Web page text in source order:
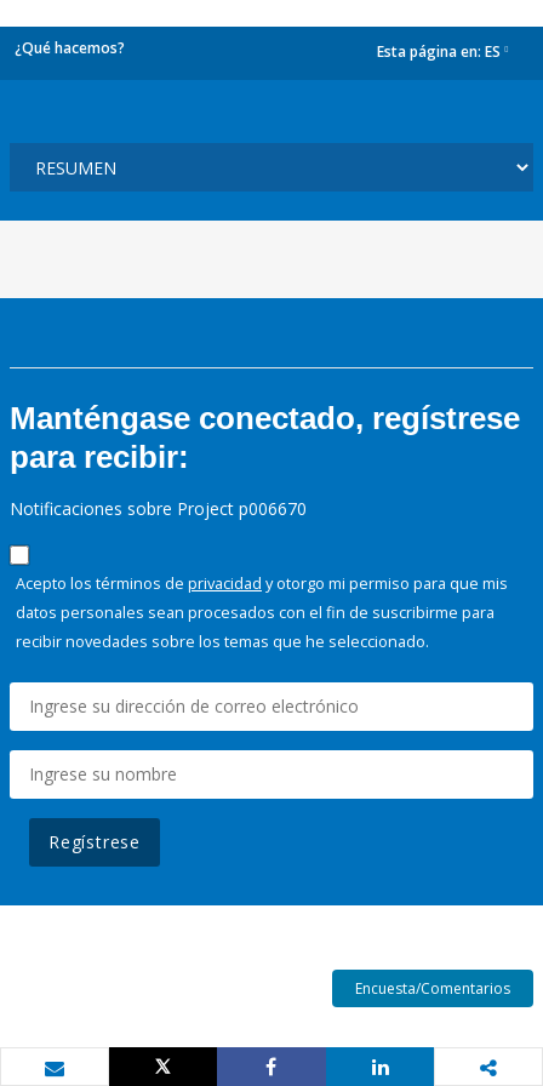
¿Qué hacemos? Esta página en: ES
Manténgase conectado, regístrese
para recibir:
Notificaciones sobre Project p006670
Acepto los términos de privacidad y otorgo mi permiso para que mis
datos personales sean procesados con el fin de suscribirme para
recibir novedades sobre los temas que he seleccionado.
Regístrese
Encuesta/Comentarios